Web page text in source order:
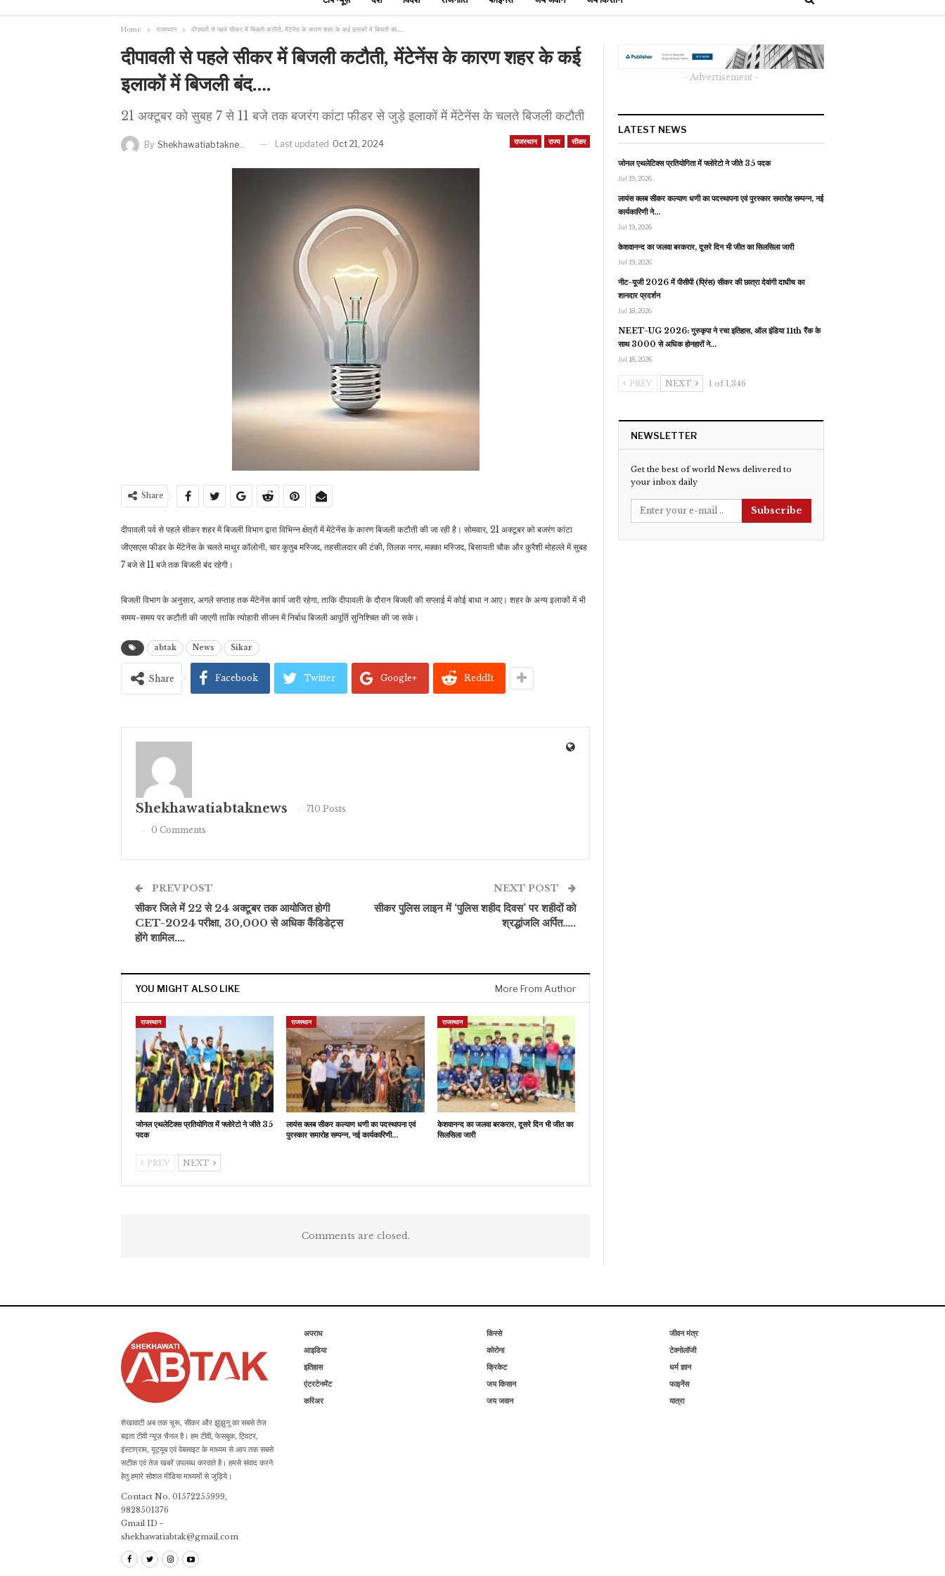
Home राजस्थान दीपावली से पहले सीकर में बिजली कटौती, मेंटेनेंस के कारण शहर के कई इलाकों में बिजली बंद….
दीपावली से पहले सीकर में बिजली कटौती, मेंटेनेंस के कारण शहर के कई
इलाकों में बिजली बंद….
21 अक्टूबर को सुबह 7 से 11 बजे तक बजरंग कांटा फीडर से जुड़े इलाकों में मेंटेनेंस के चलते बिजली कटौती
राजस्थान राज्य सीकर
By Shekhawatiabtaknews Last updated Oct 21, 2024
Share
दीपावली पर्व से पहले सीकर शहर में बिजली विभाग द्वारा विभिन्न क्षेत्रों में मेंटेनेंस के कारण बिजली कटौती की जा रही है। सोमवार, 21 अक्टूबर को बजरंग कांटा
जीएसएस फीडर के मेंटेनेंस के चलते माथुर कॉलोनी, चार कुतुब मस्जिद, तहसीलदार की टंकी, तिलक नगर, मक्का मस्जिद, बिसायती चौक और कुरैशी मोहल्ले में सुबह
7 बजे से 11 बजे तक बिजली बंद रहेगी।
बिजली विभाग के अनुसार, अगले सप्ताह तक मेंटेनेंस कार्य जारी रहेगा, ताकि दीपावली के दौरान बिजली की सप्लाई में कोई बाधा न आए। शहर के अन्य इलाकों में भी
समय-समय पर कटौती की जाएगी ताकि त्योहारी सीजन में निर्बाध बिजली आपूर्ति सुनिश्चित की जा सके।
abtak News Sikar
Share Facebook Twitter Google+ ReddIt
Shekhawatiabtaknews
710 Posts
0 Comments
PREV POST
सीकर जिले में 22 से 24 अक्टूबर तक आयोजित होगी
CET-2024 परीक्षा, 30,000 से अधिक कैंडिडेट्स
होंगे शामिल….
NEXT POST
सीकर पुलिस लाइन में ‘पुलिस शहीद दिवस’ पर शहीदों को
श्रद्धांजलि अर्पित…..
YOU MIGHT ALSO LIKE More From Author
राजस्थान
जोनल एथलेटिक्स प्रतियोगिता में फ्लोरेटो ने जीते 35
पदक
राजस्थान
लायंस क्लब सीकर कल्याण धणी का पदस्थापना एवं
पुरस्कार समारोह सम्पन्न, नई कार्यकारिणी…
राजस्थान
केशवानन्द का जलवा बरकरार, दूसरे दिन भी जीत का
सिलसिला जारी
PREV NEXT
Comments are closed.
- Advertisement -
LATEST NEWS
जोनल एथलेटिक्स प्रतियोगिता में फ्लोरेटो ने जीते 35 पदक
Jul 19, 2026
लायंस क्लब सीकर कल्याण धणी का पदस्थापना एवं पुरस्कार समारोह सम्पन्न, नई
कार्यकारिणी ने…
Jul 19, 2026
केशवानन्द का जलवा बरकरार, दूसरे दिन भी जीत का सिलसिला जारी
Jul 19, 2026
नीट-यूजी 2026 में पीसीपी (प्रिंस) सीकर की छात्रा देवांगी दाधीच का
शानदार प्रदर्शन
Jul 18, 2026
NEET-UG 2026: गुरुकृपा ने रचा इतिहास, ऑल इंडिया 11th रैंक के
साथ 3000 से अधिक होनहारों ने…
Jul 18, 2026
PREV NEXT 1 of 1,346
NEWSLETTER
Get the best of world News delivered to
your inbox daily
Subscribe
शेखावाटी अब तक चूरू, सीकर और झुंझुनू का सबसे तेज
बढ़ता टीवी न्यूज़ चैनल है। हम टीवी, फेसबुक, ट्विटर,
इंस्टाग्राम, यूट्यूब एवं वेबसाइट के माध्यम से आप तक सबसे
सटीक एवं तेज खबरें उपलब्ध करवाते है। हमसे संवाद करने
हेतु हमारे सोशल मीडिया माध्यमों से जुड़िये।
Contact No. 01572255999,
9828501376
Gmail ID -
shekhawatiabtak@gmail.com
अपराध
आइडिया
इतिहास
एंटरटेनमेंट
करिअर
किस्से
कोरोना
क्रिकेट
जय किसान
जय जवान
जीवन मंत्र
टेक्नोलॉजी
धर्म ज्ञान
फाइनेंस
यात्रा